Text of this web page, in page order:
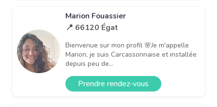
Marion Fouassier
📍 66120 Égat
Bienvenue sur mon profil 🌸Je m'appelle
Marion, je suis Carcassonnaise et installée
depuis peu de...
Prendre rendez-vous